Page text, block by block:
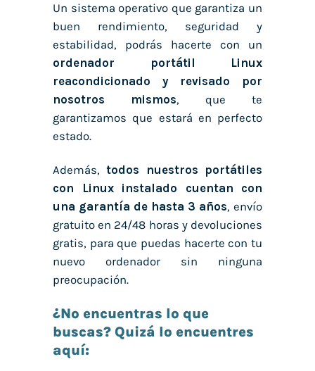
Un sistema operativo que garantiza un
buen rendimiento, seguridad y
estabilidad, podrás hacerte con un
ordenador portátil Linux
reacondicionado y revisado por
nosotros mismos, que te
garantizamos que estará en perfecto
estado.
Además,todos nuestros portátiles
con Linux instalado cuentan con
una garantía de hasta 3 años, envío
gratuito en 24/48 horas y devoluciones
gratis, para que puedas hacerte con tu
nuevo ordenador sin ninguna
preocupación.
¿No encuentras lo que
buscas? Quizá lo encuentres
aquí: